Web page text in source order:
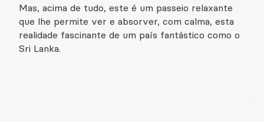
Mas, acima de tudo, este é um passeio relaxante
que lhe permite ver e absorver, com calma, esta
realidade fascinante de um país fantástico como o
Sri Lanka.